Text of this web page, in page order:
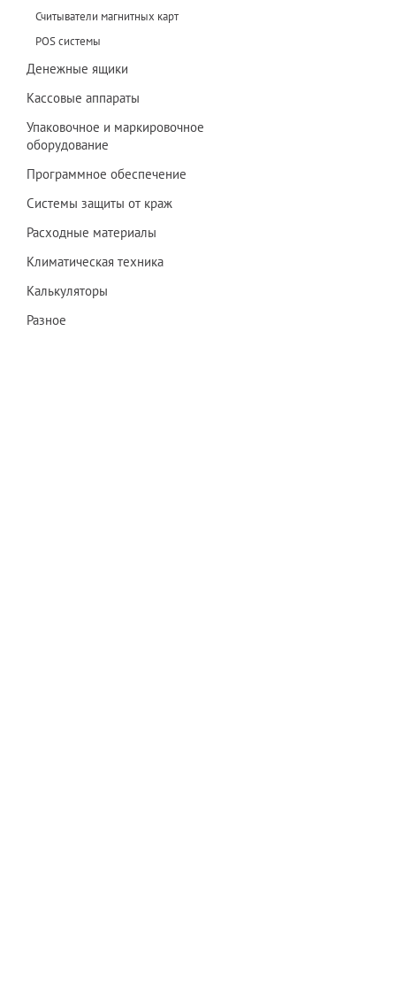
Считыватели магнитных карт
POS системы
Денежные ящики
Кассовые аппараты
Упаковочное и маркировочное
оборудование
Программное обеспечение
Системы защиты от краж
Расходные материалы
Климатическая техника
Калькуляторы
Разное